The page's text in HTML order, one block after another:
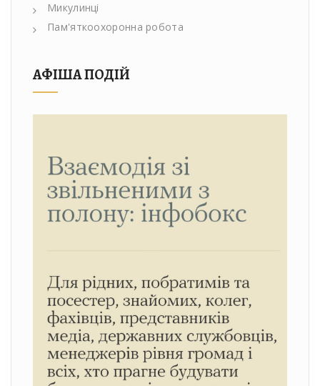
Микулинці
Пам'яткоохоронна робота
АФІША ПОДІЙ